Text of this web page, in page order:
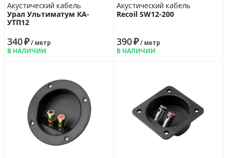
Акустический кабель
Урал Ультиматум КА-
УTП12
340₽/ метр
В НАЛИЧИИ
Акустический кабель
Recoil SW12-200
390₽/ метр
В НАЛИЧИИ